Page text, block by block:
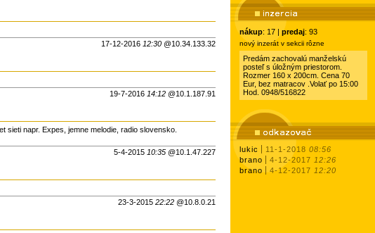
17-12-2016 12:30 @10.34.133.32
19-7-2016 14:12 @10.1.187.91
sieti napr. Expes, jemne melodie, radio slovensko.
5-4-2015 10:35 @10.1.47.227
23-3-2015 22:22 @10.8.0.21
nákup: 17 | predaj: 93
nový inzerát v sekcii rôzne
Predám zachovalú manželskú
posteľ s úložným priestorom.
Rozmer 160 x 200cm. Cena 70
Eur, bez matracov .Volať po 15:00
Hod. 0948/516822
lukic 11-1-2018 08:56
brano
4-12-2017 12:26
brano
4-12-2017 12:20